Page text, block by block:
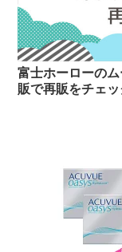
富士ホーローの
販で再販をチェッ